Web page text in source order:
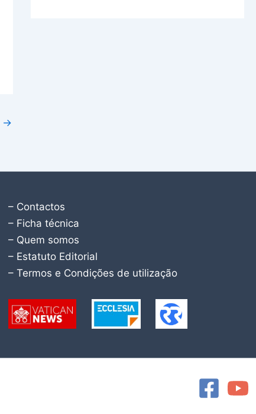
→
– Contactos
– Ficha técnica
– Quem somos
– Estatuto Editorial
– Termos e Condições de utilização